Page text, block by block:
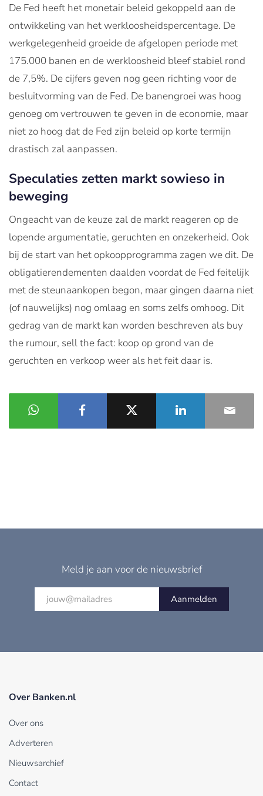
De Fed heeft het monetair beleid gekoppeld aan de
ontwikkeling van het werkloosheidspercentage. De
werkgelegenheid groeide de afgelopen periode met
175.000 banen en de werkloosheid bleef stabiel rond
de 7,5%. De cijfers geven nog geen richting voor de
besluitvorming van de Fed. De banengroei was hoog
genoeg om vertrouwen te geven in de economie, maar
niet zo hoog dat de Fed zijn beleid op korte termijn
drastisch zal aanpassen.
Speculaties zetten markt sowieso in
beweging
Ongeacht van de keuze zal de markt reageren op de
lopende argumentatie, geruchten en onzekerheid. Ook
bij de start van het opkoopprogramma zagen we dit. De
obligatierendementen daalden voordat de Fed feitelijk
met de steunaankopen begon, maar gingen daarna niet
(of nauwelijks) nog omlaag en soms zelfs omhoog. Dit
gedrag van de markt kan worden beschreven als buy
the rumour, sell the fact: koop op grond van de
geruchten en verkoop weer als het feit daar is.
Meld je aan voor de nieuwsbrief
Aanmelden
Over Banken.nl
Over ons
Adverteren
Nieuwsarchief
Contact